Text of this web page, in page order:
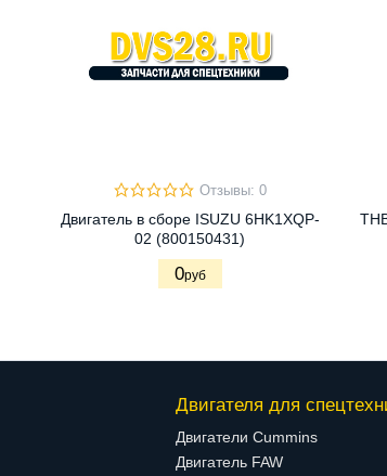
Отзывы: 0
Двигатель в сборе ISUZU 6HK1XQP-
02 (800150431)
0руб
Двигателя для
Двигатели Cummins
Двигатель FAW